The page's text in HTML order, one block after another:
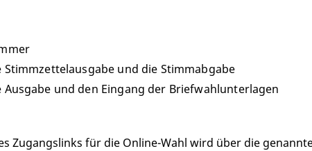
und die Stimmabgabe
und den Eingang der Briefwahlunterlagen
Zugangslinks für die Online-Wahl wird über die